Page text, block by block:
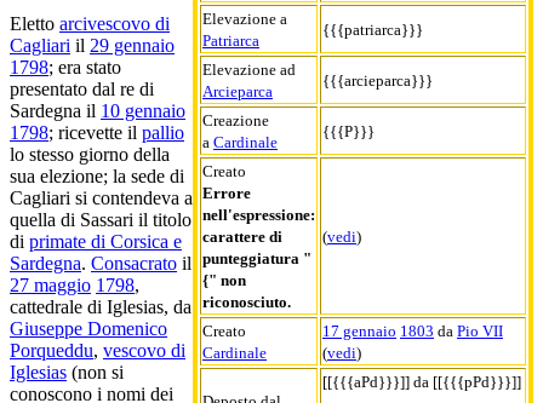
Elevazione a
Patriarca
{{{patriarca}}}
Elevazione ad
Arcieparca
{{{arcieparca}}}
Creazione
a Cardinale
{{{P}}}
Creato
Errore
nell'espressione:
carattere di
punteggiatura "
{" non
riconosciuto.
(vedi)
Creato
Cardinale
17 gennaio 1803 da Pio VII
(vedi)
[[{{{aPd}}}]] da [[{{{pPd}}}]]
Eletto arcivescovo di
Cagliari il 29 gennaio
1798; era stato
presentato dal re di
Sardegna il 10 gennaio
1798; ricevette il pallio
lo stesso giorno della
sua elezione; la sede di
Cagliari si contendeva a
quella di Sassari il titolo
di primate di Corsica e
Sardegna. Consacrato il
27 maggio 1798,
cattedrale di Iglesias, da
Giuseppe Domenico
Porqueddu, vescovo di
Iglesias (non si
conoscono i nomi dei